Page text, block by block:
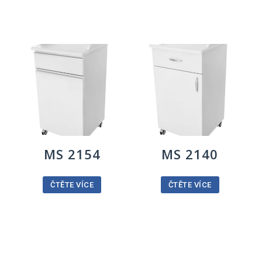
MS 2154
ČTĚTE VÍCE
MS 2140
ČTĚTE VÍCE